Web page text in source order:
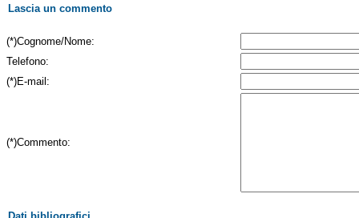
Lascia un commento
(*)Cognome/Nome:
Telefono:
(*)E-mail:
(*)Commento: